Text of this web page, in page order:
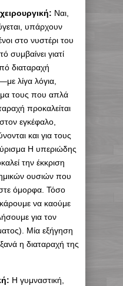
Ναι,
υπάρχουν
στο νυστέρι του
συμβαίνει γιατί
διαταραχή
λίγα λόγια,
τους που απλά
προκαλείται
εγκέφαλο,
και για τους
Η υπεριώδης
την έκκριση
ουσιών που
όμορφα. Τόσο
να καούμε
για τον
Μία εξήγηση
η διαταραχή της
Η γυμναστική,